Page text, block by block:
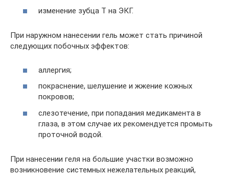
изменение зубца Т на ЭКГ.
При наружном нанесении гель может стать причиной
следующих побочных эффектов:
аллергия;
покраснение, шелушение и жжение кожных
покровов;
слезотечение, при попадания медикамента в
глаза, в этом случае их рекомендуется промыть
проточной водой.
При нанесении геля на большие участки возможно
возникновение системных нежелательных реакций,